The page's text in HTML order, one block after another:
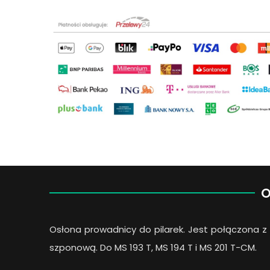
Osłona prowadnicy do pilarek. Jest połączona
szponową. Do MS 193 T, MS 194 T i MS 201 T-CM.